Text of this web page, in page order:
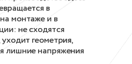
в
монтаже и в
не сходятся
геометрия,
лишние напряжения